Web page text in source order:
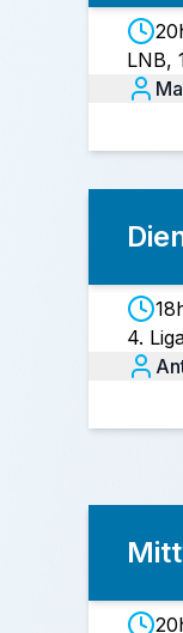
LNB,
4.